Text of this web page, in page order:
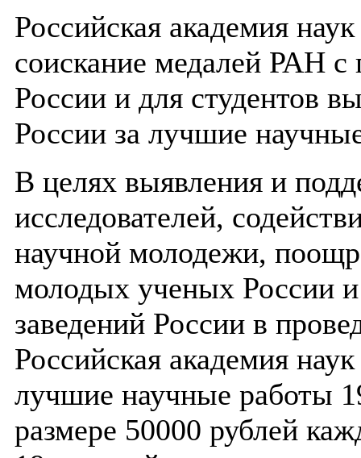
Российская академия
соискание медалей РАН
России и для студентов
России за лучшие
В целях выявления и
исследователей,
научной молодежи,
молодых ученых России
заведений России в
Российская академия
лучшие научные работы
размере 50000 рублей